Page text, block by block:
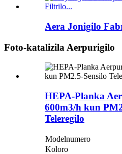
Aera Jonigilo
Foto-katalizila Aerpurigilo
HEPA-Planka
600m3/h kun
Teleregilo
Modelnumero
Koloro